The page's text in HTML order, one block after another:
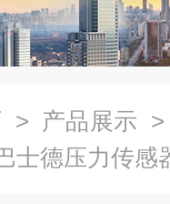
> 产品展示
士德压力传感